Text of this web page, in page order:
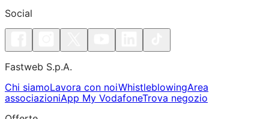
Social
Fastweb S.p.A.
Chi siamoLavora con noiWhistleblowingArea
associazioniApp My VodafoneTrova negozio